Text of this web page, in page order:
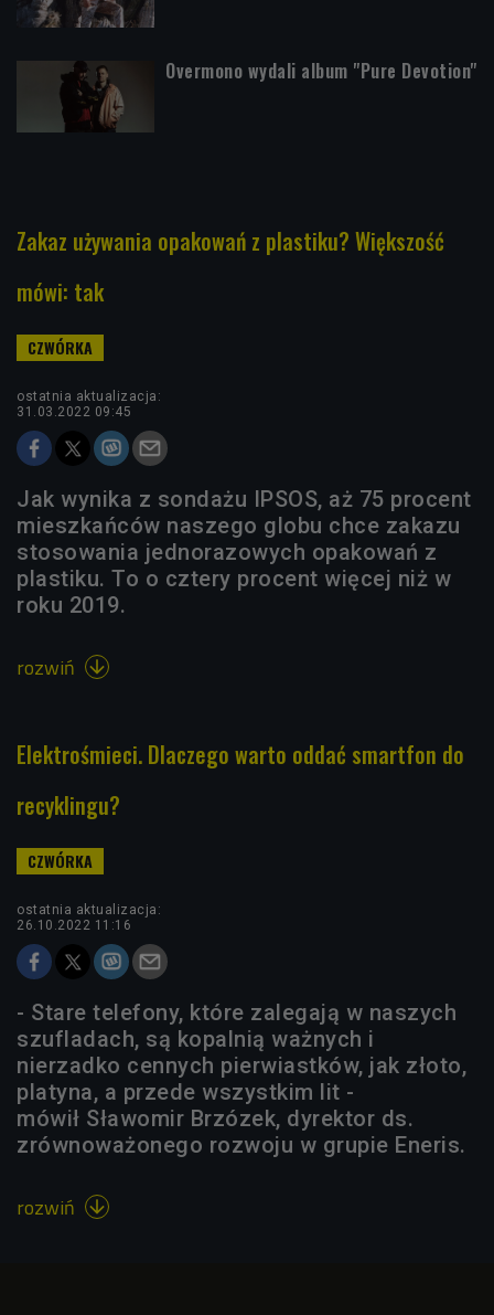
Overmono wydali album "Pure Devotion"
Zakaz używania opakowań z plastiku? Większość
mówi: tak
ostatnia aktualizacja:
31.03.2022 09:45
Jak wynika z sondażu IPSOS, aż 75 procent
mieszkańców naszego globu chce zakazu
stosowania jednorazowych opakowań z
plastiku. To o cztery procent więcej niż w
roku 2019.
rozwiń 
Elektrośmieci. Dlaczego warto oddać smartfon do
recyklingu?
ostatnia aktualizacja:
26.10.2022 11:16
- Stare telefony, które zalegają w naszych
szufladach, są kopalnią ważnych i
nierzadko cennych pierwiastków, jak złoto,
platyna, a przede wszystkim lit -
mówił Sławomir Brzózek, dyrektor ds.
zrównoważonego rozwoju w grupie Eneris.
rozwiń 